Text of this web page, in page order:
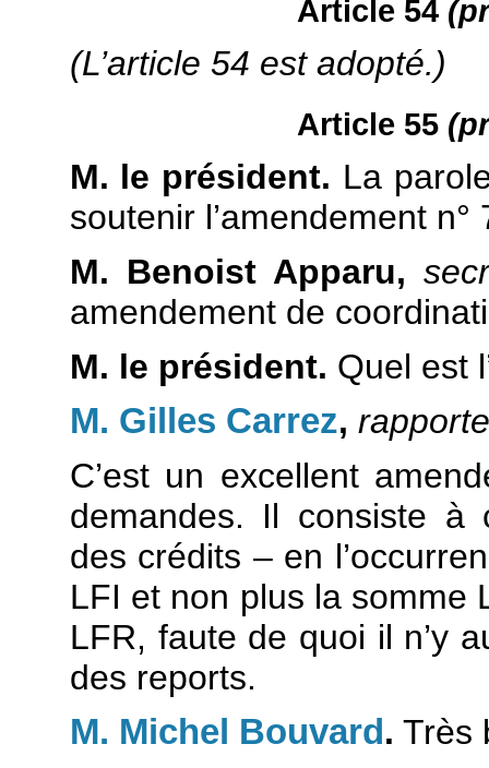
Article 54
(L’article 54 est adopté.)
Article 55
M. le président. La
soutenir l’amendement
M. Benoist Apparu,
amendement de
M. le président. Quel est
M. Gilles Carrez,
C’est un excellent
demandes. Il consiste à
des crédits – en
LFI et non plus la somme
LFR, faute de quoi il n’y
des reports.
M. Michel Bouvard. Très